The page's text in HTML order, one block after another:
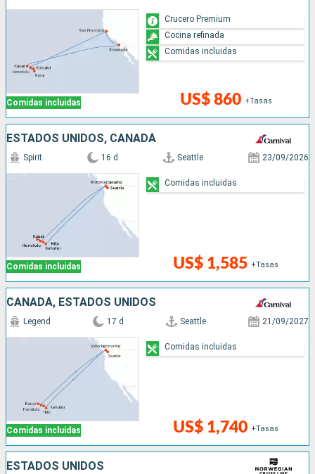
Comidas incluidas US$ 860 +Tasas
Crucero Premium
Cocina refinada
Comidas incluidas
ESTADOS UNIDOS, CANADÁ
Comidas incluidas
Spirit 16 d Seattle 23/09/2026
US$ 1,585 +Tasas
Comidas incluidas
CANADÁ, ESTADOS UNIDOS
Comidas incluidas
Legend 17 d Seattle 21/09/2027
US$ 1,740 +Tasas
Comidas incluidas
ESTADOS UNIDOS